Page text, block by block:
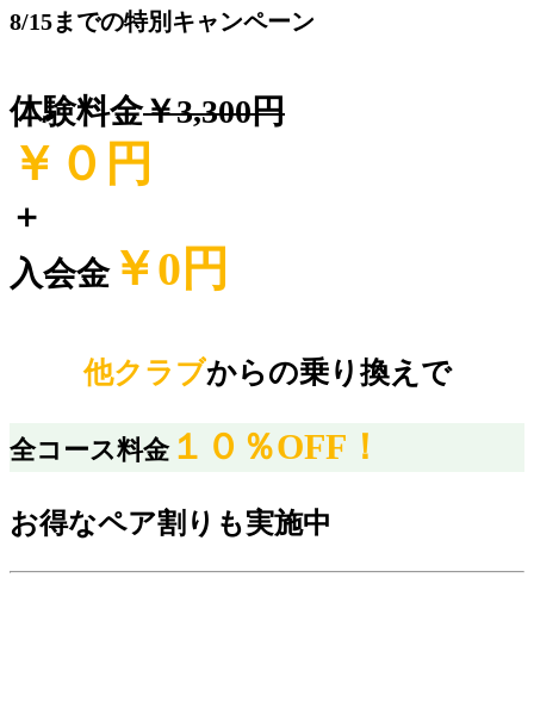
8/15までの特別キャンペーン
体験料金￥3,300円
￥０ 円
＋
入会金￥0円
他クラブからの乗り換えで
全コース料金１０％OFF！
お得なペア割りも実施中